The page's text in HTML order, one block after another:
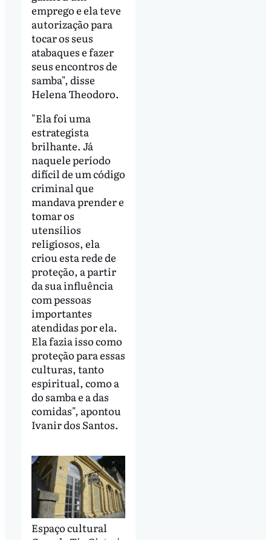
emprego e ela teve
autorização para
tocar os seus
atabaques e fazer
seus encontros de
samba", disse
Helena Theodoro.
"Ela foi uma
estrategista
brilhante. Já
naquele período
difícil de um código
criminal que
mandava prender e
tomar os
utensílios
religiosos, ela
criou esta rede de
proteção, a partir
da sua influência
com pessoas
importantes
atendidas por ela.
Ela fazia isso como
proteção para essas
culturas, tanto
espiritual, como a
do samba e a das
comidas", apontou
Ivanir dos Santos.
Espaço cultural